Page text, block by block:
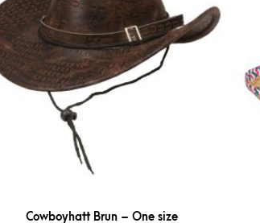
Cowboyhatt Brun – One size